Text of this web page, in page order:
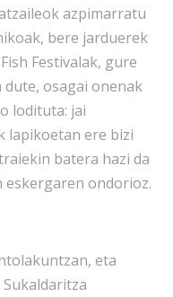
azpimarratu
bere jarduerek
Festivalak, gure
osagai onenak
lodituta: jai
lapikoetan ere bizi
batera hazi da
eskergaren ondorioz.
eta